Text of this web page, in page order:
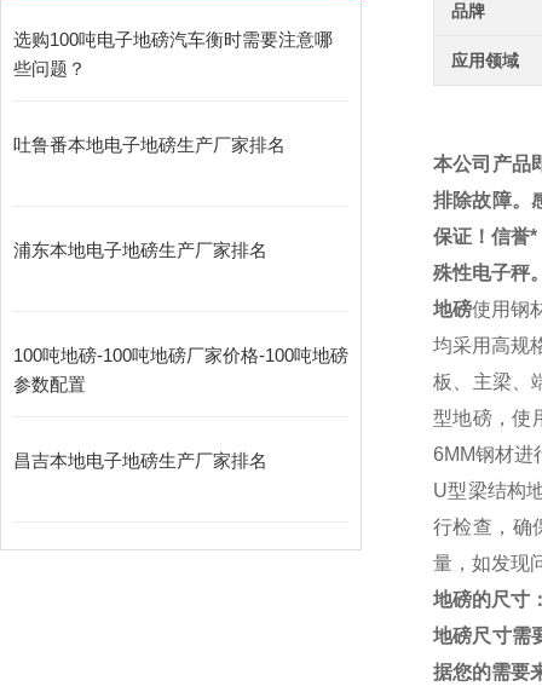
选购100吨电子地磅汽车衡时需要注意哪
些问题？
吐鲁番本地电子地磅生产厂家排名
浦东本地电子地磅生产厂家排名
100吨地磅-100吨地磅厂家价格-100吨地磅
参数配置
昌吉本地电子地磅生产厂家排名
品牌
应用领域
本公司产品
排除故障。
保证！信誉
殊性电子秤
地磅使用钢
均采用高规
板、主梁、
型地磅，使
6MM钢材进
U型梁结构
行检查，确
量，如发现
地磅的尺寸
地磅尺寸需
据您的需要